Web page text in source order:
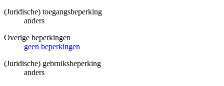
(Juridische) toegangsbeperking
anders
Overige beperkingen
geen beperkingen
(Juridische) gebruiksbeperking
anders